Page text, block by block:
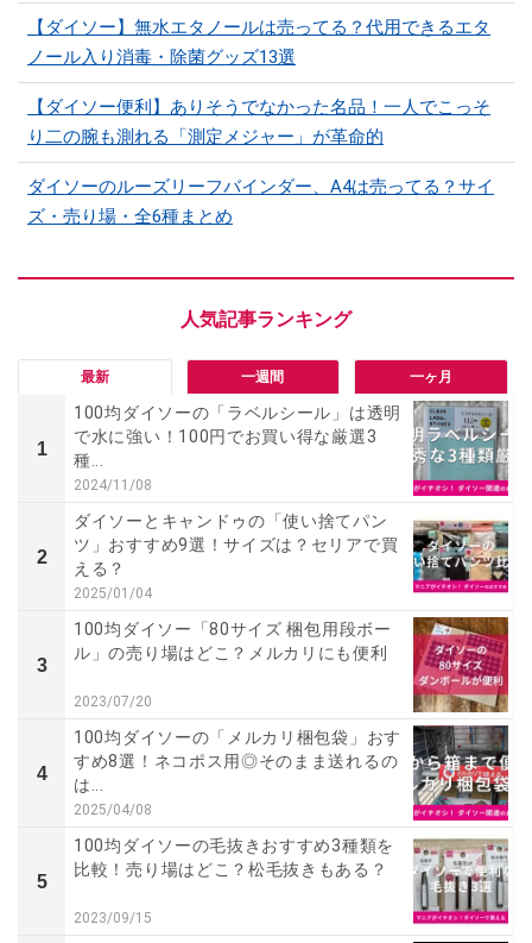
【ダイソー】無水エタノールは売ってる？代用できるエタ
ノール入り消毒・除菌グッズ13選
【ダイソー便利】ありそうでなかった名品！一人でこっそ
り二の腕も測れる「測定メジャー」が革命的
ダイソーのルーズリーフバインダー、A4は売ってる？サイ
ズ・売り場・全6種まとめ
最新 一週間 一ヶ月
1
100均ダイソーの「ラベルシール」は透明
で水に強い！100円でお買い得な厳選3
種...
2024/11/08
2
ダイソーとキャンドゥの「使い捨てパン
ツ」おすすめ9選！サイズは？セリアで買
える？
2025/01/04
3
100均ダイソー「80サイズ 梱包用段ボー
ル」の売り場はどこ？メルカリにも便利
2023/07/20
4
100均ダイソーの「メルカリ梱包袋」おす
すめ8選！ネコポス用◎そのまま送れるの
は...
2025/04/08
5
100均ダイソーの毛抜きおすすめ3種類を
比較！売り場はどこ？松毛抜きもある？
2023/09/15